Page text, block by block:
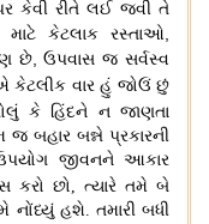
કેવી રીતે લઈ જવી તે
કેટલાક રસ્તાઓ,
છે,ઉપવાસ જ સર્વસ્વ
કેટલીક વાર હું જોઉં છું
કે હિંદને ન જાણતા
બહાર બન્ને પ્રકારની
જીવનને આકાર
કરો છો, ત્યારે તમે બે
નોંધ્યું હશે. તમારી બધી